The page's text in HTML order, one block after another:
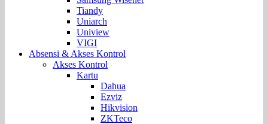
Tiandy
Uniarch
Uniview
VIGI
Absensi & Akses Kontrol
Akses Kontrol
Kartu
Dahua
Ezviz
Hikvision
ZKTeco